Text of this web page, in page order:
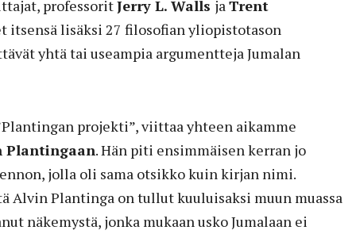
professoritJerry L. Walls ja Trent
itsensä lisäksi 27 filosofian yliopisto­tason
yhtä tai useampia argumentteja Jumalan
projekti”, viittaa yhteen aikamme
Plantingaan. Hän piti ensimmäisen kerran jo
jolla oli sama otsikko kuin kirjan nimi.
Alvin Plantinga on tullut kuuluisaksi muun muassa
näkemystä, jonka mukaan usko Jumalaan ei